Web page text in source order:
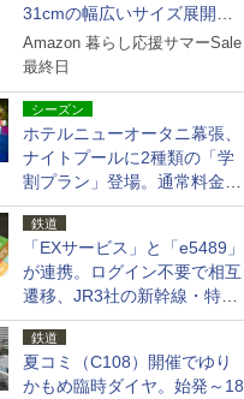
31cmの幅広いサイズ展開、
独自のクッション素材を採用
Amazon 暮らし応援サマーSale
最終日
シーズン
ホテルニューオータニ幕張、
ナイトプールに2種類の「学
割プラン」登場。通常料金の
およそ半額でお得に夜活
鉄道
「EXサービス」と「e5489」
が連携。ログイン不要で相互
遷移、JR3社の新幹線・特急
予約をアプリで一括確認
鉄道
夏コミ（C108）開催でゆり
かもめ臨時ダイヤ。始発～18